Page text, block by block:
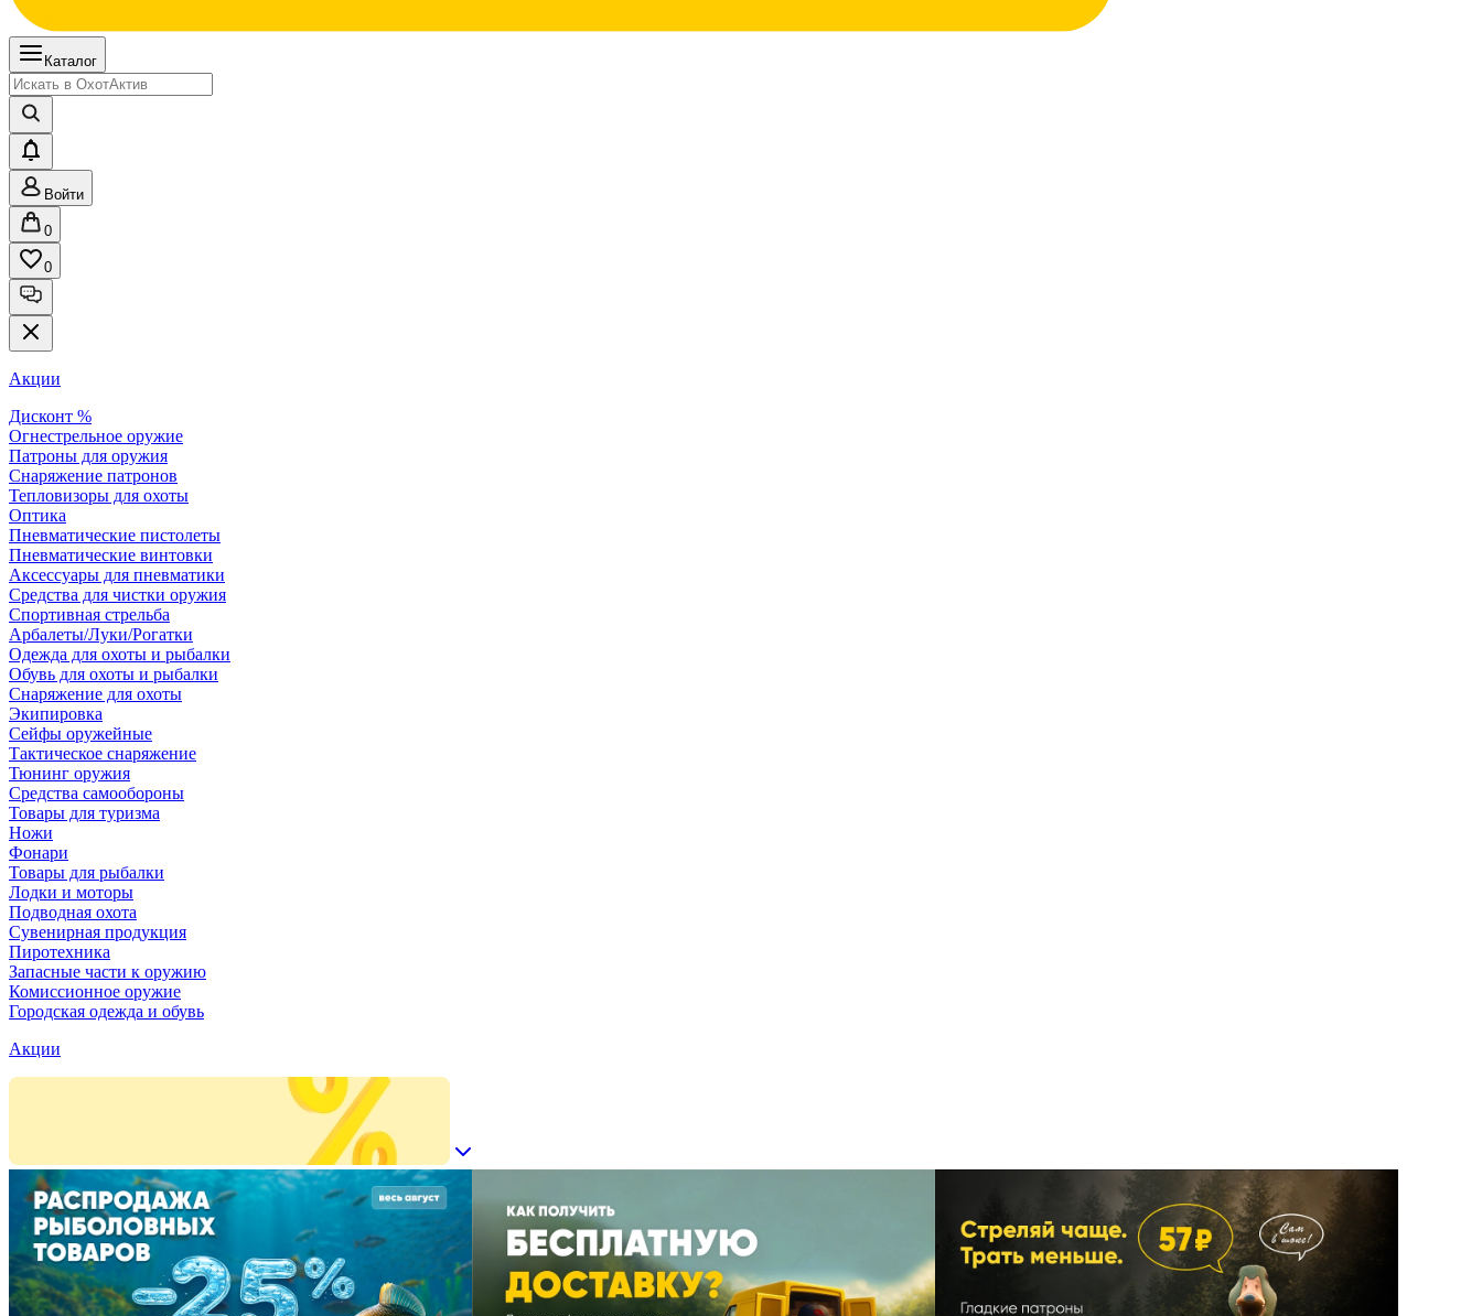
Каталог
Войти
0
0
Акции
Дисконт %
Огнестрельное оружие
Патроны для оружия
Снаряжение патронов
Тепловизоры для охоты
Оптика
Пневматические пистолеты
Пневматические винтовки
Аксессуары для пневматики
Средства для чистки оружия
Спортивная стрельба
Арбалеты/Луки/Рогатки
Одежда для охоты и рыбалки
Обувь для охоты и рыбалки
Снаряжение для охоты
Экипировка
Сейфы оружейные
Тактическое снаряжение
Тюнинг оружия
Средства самообороны
Товары для туризма
Ножи
Фонари
Товары для рыбалки
Лодки и моторы
Подводная охота
Сувенирная продукция
Пиротехника
Запасные части к оружию
Комиссионное оружие
Городская одежда и обувь
Акции